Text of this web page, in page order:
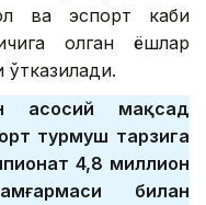
ва эспорт каби
олган ёшлар
ўтказилади.
асосий мақсад
турмуш тарзига
4,8 миллион
билан